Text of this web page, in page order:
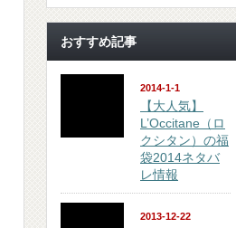
おすすめ記事
2014-1-1
【大人気】
L’Occitane（ロ
クシタン）の福
袋2014ネタバ
レ情報
2013-12-22